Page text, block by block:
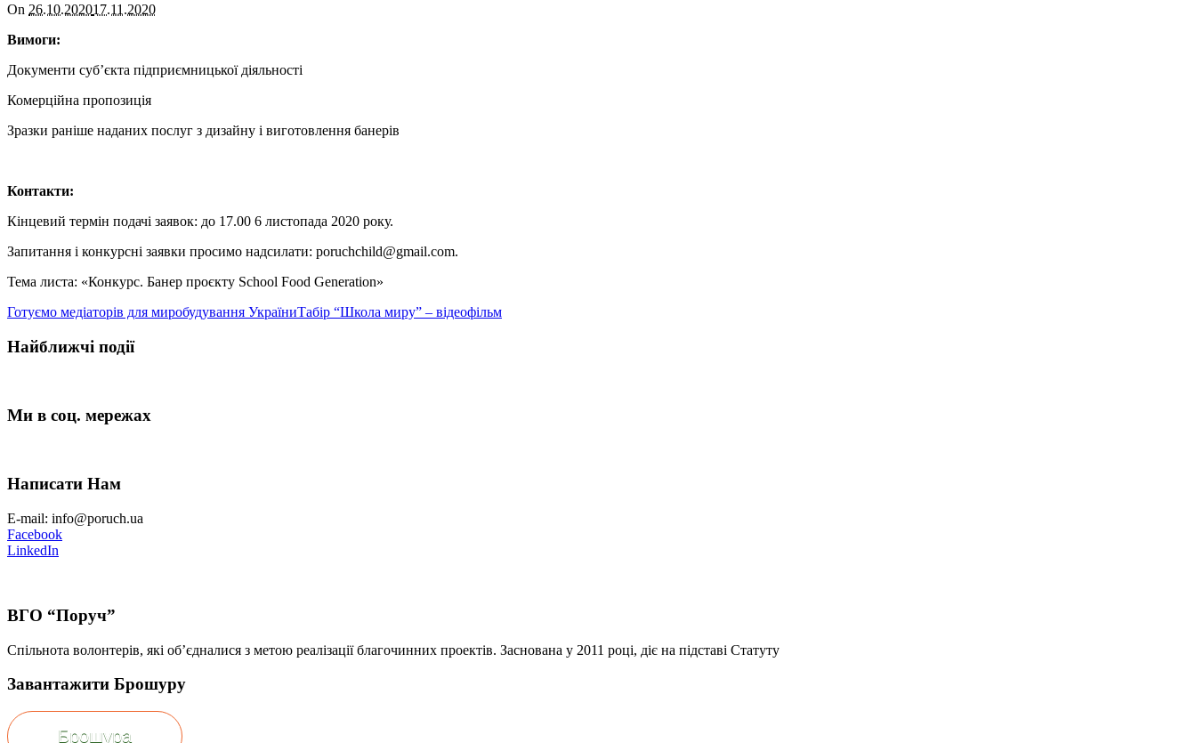
On 26.10.202017.11.2020
Вимоги:
Документи суб’єкта підприємницької діяльності
Комерційна пропозиція
Зразки раніше наданих послуг з дизайну і виготовлення банерів
Контакти:
Кінцевий термін подачі заявок: до 17.00 6 листопада 2020 року.
Запитання і конкурсні заявки просимо надсилати: poruchchild@gmail.com.
Тема листа: «Конкурс. Банер проєкту School Food Generation»
Готуємо медіаторів для миробудування УкраїниТабір “Школа миру” – відеофільм
Найближчі події
Ми в соц. мережах
Написати Нам
E-mail: info@poruch.ua
Facebook
LinkedIn
ВГО “Поруч”
Спільнота волонтерів, які об’єдналися з метою реалізації благочинних проектів. Заснована у 2011 році, діє на підставі Статуту
Завантажити Брошуру
Брошура